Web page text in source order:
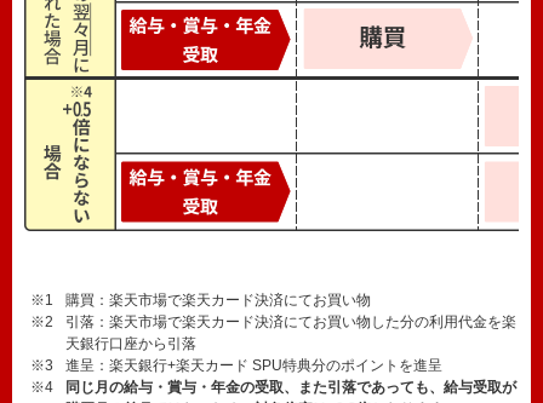
※1
購買：楽天市場で楽天カード決済にてお買い物
※2
引落：楽天市場で楽天カード決済にてお買い物した分の利用代金を楽
天銀行口座から引落
※3
進呈：楽天銀行+楽天カード SPU特典分のポイントを進呈
※4
同じ月の給与・賞与・年金の受取、また引落であっても、給与受取が